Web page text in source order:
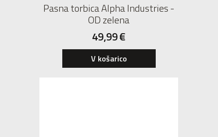
Pasna torbica Alpha Industries -
OD zelena
49,99€
V košarico